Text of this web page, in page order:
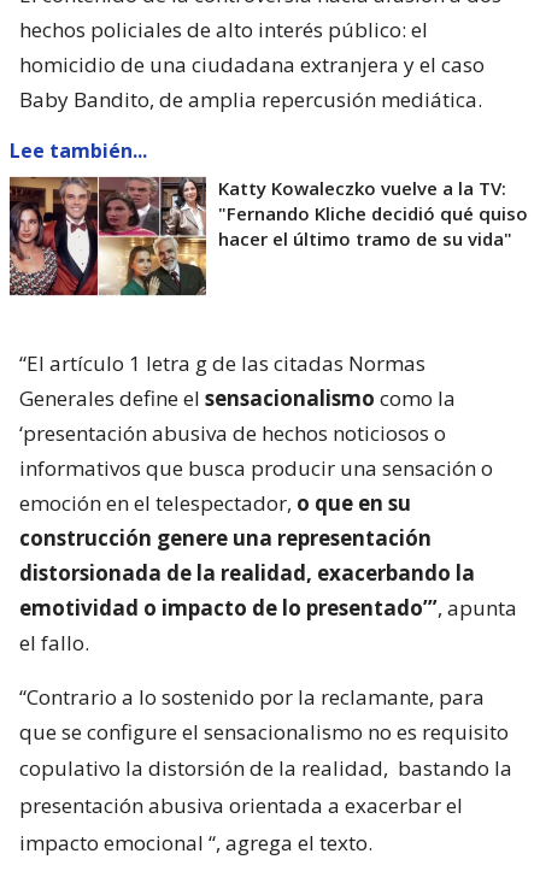
hechos policiales de alto interés público: el
homicidio de una ciudadana extranjera y el caso
Baby Bandito, de amplia repercusión mediática.
Lee también...
Katty Kowaleczko vuelve a la TV:
"Fernando Kliche decidió qué quiso
hacer el último tramo de su vida"
“El artículo 1 letra g de las citadas Normas
Generales define el sensacionalismo como la
‘presentación abusiva de hechos noticiosos o
informativos que busca producir una sensación o
emoción en el telespectador, o que en su
construcción genere una representación
distorsionada de la realidad, exacerbando la
emotividad o impacto de lo presentado’”, apunta
el fallo.
“Contrario a lo sostenido por la reclamante, para
que se configure el sensacionalismo no es requisito
copulativo la distorsión de la realidad, bastando la
presentación abusiva orientada a exacerbar el
impacto emocional “, agrega el texto.